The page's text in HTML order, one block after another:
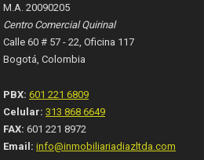
M.A. 20090205
Centro Comercial Quirinal
Calle 60 # 57 - 22, Oficina 117
Bogotá, Colombia
PBX: 601 221 6809
Celular: 313 868 6649
FAX: 601 221 8972
Email: info@inmobiliariadiazltda.com